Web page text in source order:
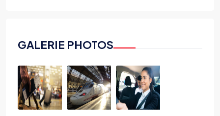
GALERIE PHOTOS